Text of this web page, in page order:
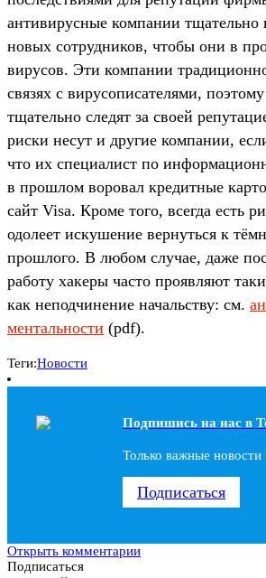
антивирусные компании тщательно
новых сотрудников, чтобы они в
вирусов. Эти компании
связях с вирусописателями,
тщательно следят за своей
риски несут и другие компании,
что их специалист по
в прошлом воровал кредитные
сайт Visa. Кроме того, всегда есть
одолеет искушение вернуться к
прошлого. В любом случае, даже
работу хакеры часто проявляют
как неподчинение начальству: см.
ментальности (pdf).
Теги:Новости
Подпишись на наc в
Только важные
Подписаться
Открыть комментарии
Подписаться